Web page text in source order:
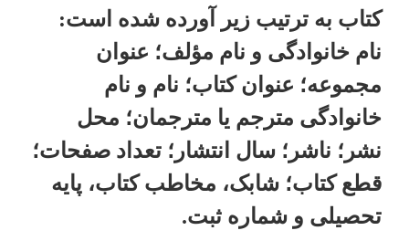
کتاب به ترتیب زیر آورده شده است:
نام خانوادگی و نام مؤلف؛ عنوان
مجموعه؛ عنوان کتاب؛ نام و نام
خانوادگی مترجم یا مترجمان؛ محل
نشر؛ ناشر؛ سال انتشار؛ تعداد صفحات؛
قطع کتاب؛ شابک، مخاطب کتاب، پایه
تحصیلی و شماره ثبت.